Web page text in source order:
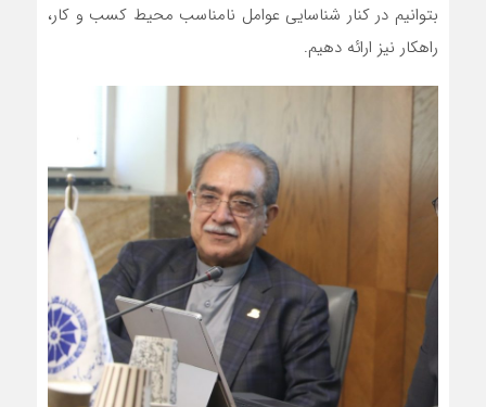
بتوانیم در کنار شناسایی عوامل نامناسب محیط کسب و کار،
راهکار نیز ارائه دهیم.